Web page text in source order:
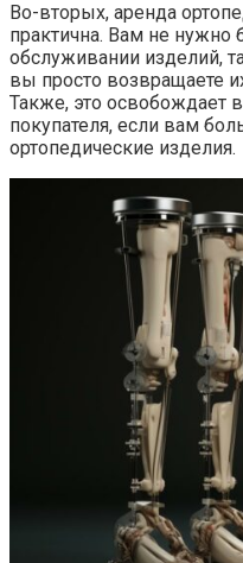
Во-вторых, аренда
практична. Вам не нужно
обслуживании изделий,
вы просто возвращаете
Также, это освобождает
покупателя, если вам
ортопедические изделия.